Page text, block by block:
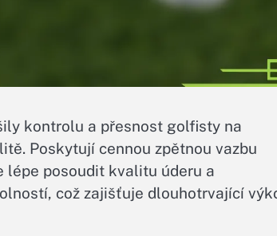
kontrolu a přesnost golfisty na
Poskytují cennou zpětnou vazbu
lépe posoudit kvalitu úderu a
což zajišťuje dlouhotrvající